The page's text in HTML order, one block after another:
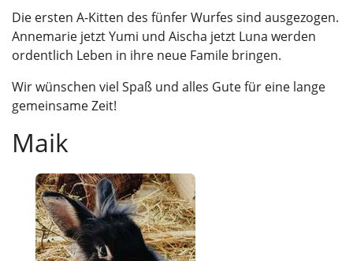
Die ersten A-Kitten des fünfer Wurfes sind ausgezogen.
Annemarie jetzt Yumi und Aischa jetzt Luna werden
ordentlich Leben in ihre neue Famile bringen.
Wir wünschen viel Spaß und alles Gute für eine lange
gemeinsame Zeit!
Maik